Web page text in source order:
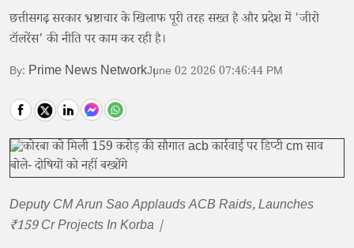
छत्तीसगढ़ सरकार भ्रष्टाचार के खिलाफ पूरी तरह सख्त है और प्रदेश में 'जीरो
टॉलरेंस' की नीति पर काम कर रही है।
By: Prime News NetworkJune 02 2026 07:46:44 PM
Deputy CM Arun Sao Applauds ACB Raids, Launches
₹159 Cr Projects In Korba |